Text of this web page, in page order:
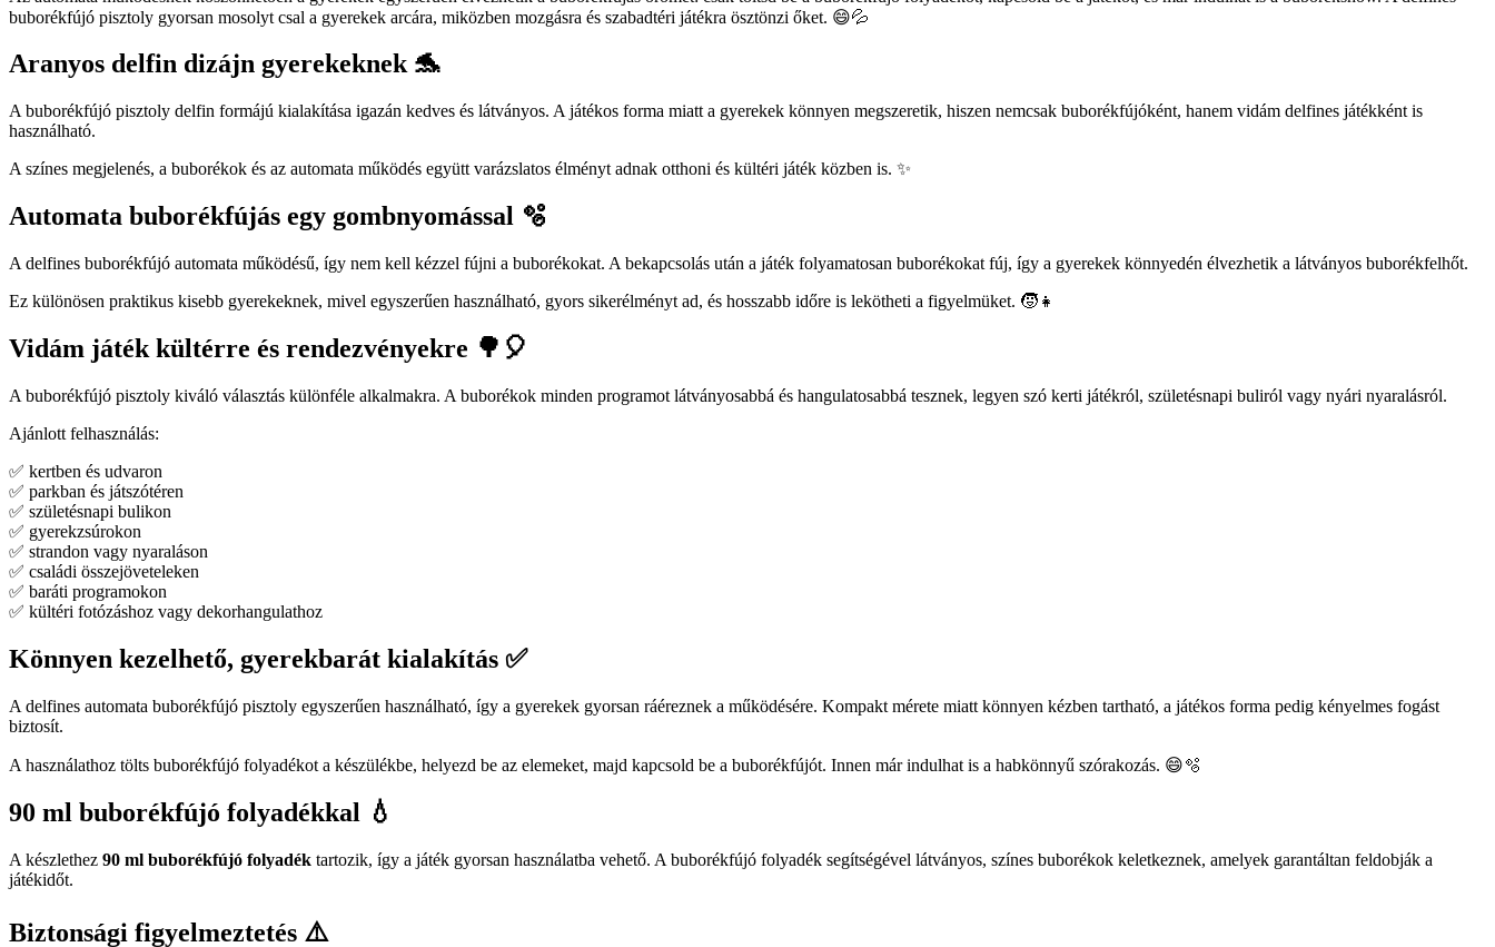
buborékfújó pisztoly gyorsan mosolyt csal a gyerekek arcára, miközben mozgásra és szabadtéri játékra ösztönzi őket. 😄💦
Aranyos delfin dizájn gyerekeknek 🐬
A buborékfújó pisztoly delfin formájú kialakítása igazán kedves és látványos. A játékos forma miatt a gyerekek könnyen megszeretik, hiszen nemcsak buborékfújóként, hanem vidám delfines játékként is
használható.
A színes megjelenés, a buborékok és az automata működés együtt varázslatos élményt adnak otthoni és kültéri játék közben is. ✨
Automata buborékfújás egy gombnyomással 🫧
A delfines buborékfújó automata működésű, így nem kell kézzel fújni a buborékokat. A bekapcsolás után a játék folyamatosan buborékokat fúj, így a gyerekek könnyedén élvezhetik a látványos buborékfelhőt.
Ez különösen praktikus kisebb gyerekeknek, mivel egyszerűen használható, gyors sikerélményt ad, és hosszabb időre is lekötheti a figyelmüket. 🧒👧
Vidám játék kültérre és rendezvényekre 🌳🎈
A buborékfújó pisztoly kiváló választás különféle alkalmakra. A buborékok minden programot látványosabbá és hangulatosabbá tesznek, legyen szó kerti játékról, születésnapi buliról vagy nyári nyaralásról.
Ajánlott felhasználás:
✅ kertben és udvaron
✅ parkban és játszótéren
✅ születésnapi bulikon
✅ gyerekzsúrokon
✅ strandon vagy nyaraláson
✅ családi összejöveteleken
✅ baráti programokon
✅ kültéri fotózáshoz vagy dekorhangulathoz
Könnyen kezelhető, gyerekbarát kialakítás ✅
A delfines automata buborékfújó pisztoly egyszerűen használható, így a gyerekek gyorsan ráéreznek a működésére. Kompakt mérete miatt könnyen kézben tartható, a játékos forma pedig kényelmes fogást
biztosít.
A használathoz tölts buborékfújó folyadékot a készülékbe, helyezd be az elemeket, majd kapcsold be a buborékfújót. Innen már indulhat is a habkönnyű szórakozás. 😄🫧
90 ml buborékfújó folyadékkal 💧
A készlethez 90 ml buborékfújó folyadék tartozik, így a játék gyorsan használatba vehető. A buborékfújó folyadék segítségével látványos, színes buborékok keletkeznek, amelyek garantáltan feldobják a
játékidőt.
Biztonsági figyelmeztetés ⚠️